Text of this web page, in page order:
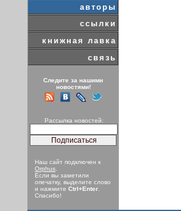
авторы
ссылки
книжная лавка
связь
Следите за нашими
новостями!
Рассылка новостей:
Наш сайт подключен к
Orphus
Если вы заметили
опечатку, выделите слово
и нажмите Ctrl+Enter
Спасибо!